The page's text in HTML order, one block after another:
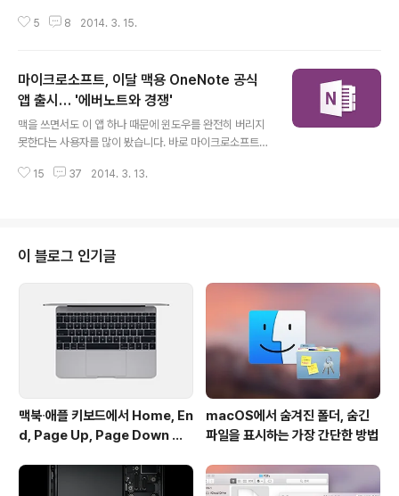
데, 애플은 개발자와 애플시드에게 그래픽 드라이버와 오
서드파티 4K 디스플레이에 대한 '레티나 최적화' 모드를
추가하는 한편, 2013 맥북프로의 내장 HDMI 포트를 통해
4K 해상도 출력 시 최대 재생률을 60Hz로 끌어올린 바 있
습니다. OS X 10.9.2 정식 버전은 별도의 트윅을 적용하
할 수 있으며, 맥북프로의 출력 가능한 최대 재생률은 게임
5 8 2014. 3. 15.
마이크로소프트, 이달 맥용 OneNote 공식
앱 출시… '에버노트와 경쟁'
맥을 쓰면서도 이 앱 하나 때문에 윈도우를 완전히 버리지
못한다는 사용자를 많이 봤습니다. 바로 마이크로소프트
곧 맥에서도 원노트 앱을 자유롭게 활용할 수 있을 전망입
10년 전에 첫 선을 보인 노트 작성 및 관리 솔루션입니다.
앞서 iOS와 안드로이드, 웹 버전이 공개된 바 있으나 데스
크톱 플랫폼은 윈도우만 지원해 왔으며, MS의 오피스 제
품군을 유료로 구매한 고객만 사용할 수 있었습니다. 다만,
윈도우8이나 윈도우8.1 사용자는 윈도우 스토어에서 내려
받아 무료로 쓸 수 있습..
15 37 2014. 3. 13.
이 블로그 인기글
맥북∙애플 키보드에서 Home, En
d, Page Up, Page Down 키
macOS에서 숨겨진 폴더, 숨긴
파일을 표시하는 가장 간단한 방법